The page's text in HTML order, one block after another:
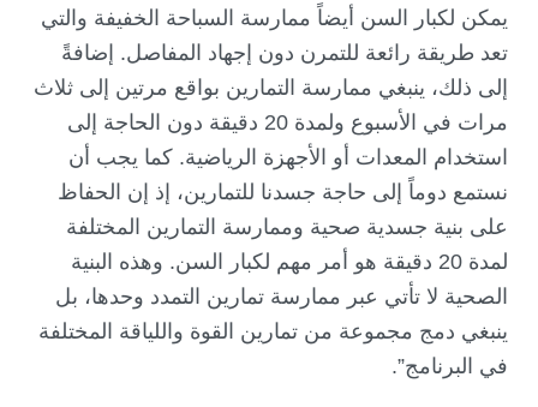
يمكن لكبار السن أيضاً ممارسة السباحة الخفيفة والتي
تعد طريقة رائعة للتمرن دون إجهاد المفاصل. إضافةً
إلى ذلك، ينبغي ممارسة التمارين بواقع مرتين إلى ثلاث
مرات في الأسبوع ولمدة 20 دقيقة دون الحاجة إلى
استخدام المعدات أو الأجهزة الرياضية. كما يجب أن
نستمع دوماً إلى حاجة جسدنا للتمارين، إذ إن الحفاظ
على بنية جسدية صحية وممارسة التمارين المختلفة
لمدة 20 دقيقة هو أمر مهم لكبار السن. وهذه البنية
الصحية لا تأتي عبر ممارسة تمارين التمدد وحدها، بل
ينبغي دمج مجموعة من تمارين القوة واللياقة المختلفة
في البرنامج”.